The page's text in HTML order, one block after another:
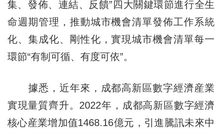
集、發佈、連結、反饋”四大關鍵環節進行全生
命週期管理，推動城市機會清單發佈工作系統
化、集成化、剛性化，實現城市機會清單每一
環節“有制可循、有度可依”。
據悉，近年來，成都高新區數字經濟産業
實現量質齊升。2022年，成都高新區數字經濟
核心産業增加值1468.16億元，引進騰訊未來中